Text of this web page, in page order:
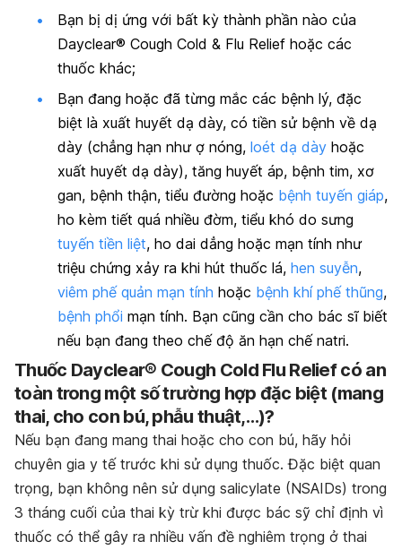
Bạn bị dị ứng với bất kỳ thành phần nào của
Dayclear® Cough Cold & Flu Relief hoặc các
thuốc khác;
Bạn đang hoặc đã từng mắc các bệnh lý, đặc
biệt là xuất huyết dạ dày, có tiền sử bệnh về dạ
dày (chẳng hạn như ợ nóng, loét dạ dày hoặc
xuất huyết dạ dày), tăng huyết áp, bệnh tim, xơ
gan, bệnh thận, tiểu đường hoặc bệnh tuyến giáp,
ho kèm tiết quá nhiều đờm, tiểu khó do sưng
tuyến tiền liệt, ho dai dẳng hoặc mạn tính như
triệu chứng xảy ra khi hút thuốc lá, hen suyễn,
viêm phế quản mạn tính hoặc bệnh khí phế thũng,
bệnh phổi mạn tính. Bạn cũng cần cho bác sĩ biết
nếu bạn đang theo chế độ ăn hạn chế natri.
Thuốc Dayclear® Cough Cold Flu Relief có an
toàn trong một số trường hợp đặc biệt (mang
thai, cho con bú, phẫu thuật,…)?
Nếu bạn đang mang thai hoặc cho con bú, hãy hỏi
chuyên gia y tế trước khi sử dụng thuốc. Đặc biệt quan
trọng, bạn không nên sử dụng salicylate (NSAIDs) trong
3 tháng cuối của thai kỳ trừ khi được bác sỹ chỉ định vì
thuốc có thể gây ra nhiều vấn đề nghiêm trọng ở thai